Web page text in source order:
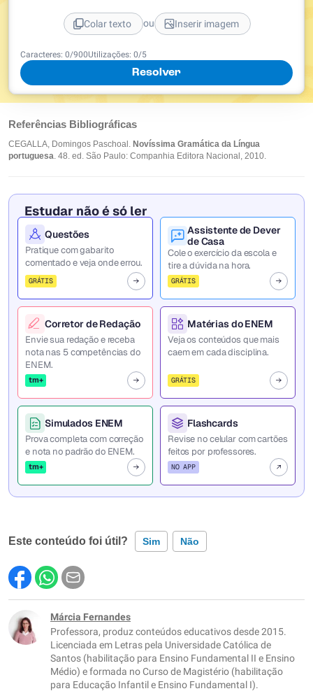
Caracteres: 0/900Utilizações: 0/5
Resolver
Colar texto ou Inserir imagem
Referências Bibliográficas
CEGALLA, Domingos Paschoal. Novíssima Gramática da Língua
portuguesa. 48. ed. São Paulo: Companhia Editora Nacional, 2010.
Estudar não é só ler
Questões
Pratique com gabarito
comentado e veja onde errou.
GRÁTIS
Assistente de Dever
de Casa
Cole o exercício da escola e
tire a dúvida na hora.
GRÁTIS
Corretor de Redação
Envie sua redação e receba
nota nas 5 competências do
ENEM.
tm+
Matérias do ENEM
Veja os conteúdos que mais
caem em cada disciplina.
GRÁTIS
Simulados ENEM
Prova completa com correção
e nota no padrão do ENEM.
tm+
Flashcards
Revise no celular com cartões
feitos por professores.
NO APP
Este conteúdo foi útil? Sim Não
Este conteúdo contém informação incorreta
Este conteúdo não tem a informação que procuro
Outro
Márcia Fernandes
Professora, produz conteúdos educativos desde 2015.
Licenciada em Letras pela Universidade Católica de
Santos (habilitação para Ensino Fundamental II e Ensino
Médio) e formada no Curso de Magistério (habilitação
para Educação Infantil e Ensino Fundamental I).